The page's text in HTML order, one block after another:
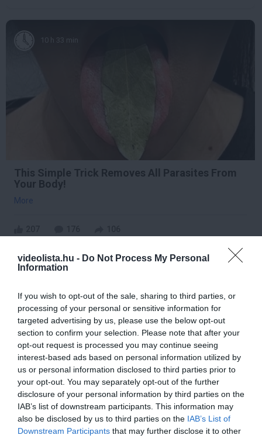
videolista.hu - Do Not Process My Personal
Information
If you wish to opt-out of the sale, sharing to third parties, or
processing of your personal or sensitive information for
targeted advertising by us, please use the below opt-out
section to confirm your selection. Please note that after your
opt-out request is processed you may continue seeing
interest-based ads based on personal information utilized by
us or personal information disclosed to third parties prior to
your opt-out. You may separately opt-out of the further
disclosure of your personal information by third parties on the
IAB’s list of downstream participants. This information may
also be disclosed by us to third parties on the IAB’s List of
Downstream Participants that may further disclose it to other
10 h 33 min
This Simple Trick Removes All Parasites From
Your Body!
More
Fungus Dries Up And Falls Off After The First
Use
More